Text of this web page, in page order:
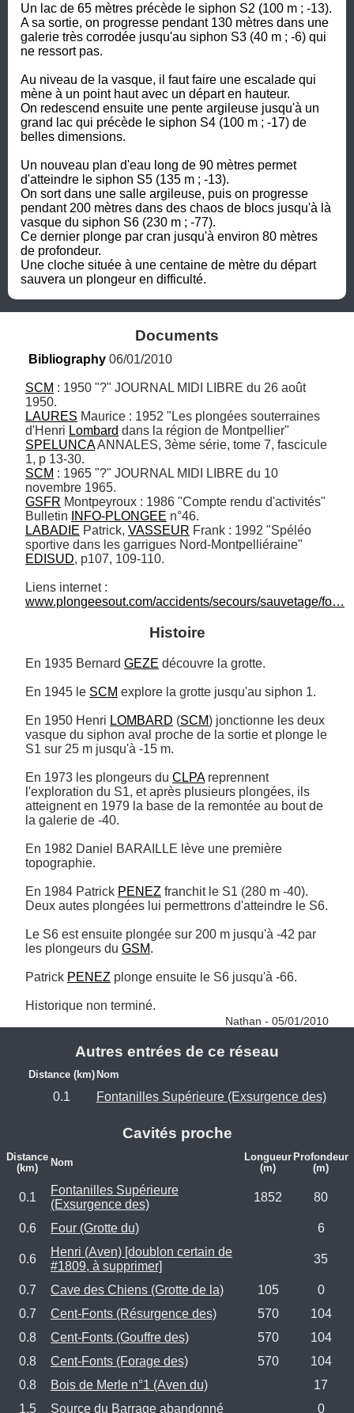
Un lac de 65 mètres précède le siphon S2 (100 m ; -13).
A sa sortie, on progresse pendant 130 mètres dans une
galerie très corrodée jusqu'au siphon S3 (40 m ; -6) qui
ne ressort pas.
Au niveau de la vasque, il faut faire une escalade qui
mène à un point haut avec un départ en hauteur.
On redescend ensuite une pente argileuse jusqu'à un
grand lac qui précède le siphon S4 (100 m ; -17) de
belles dimensions.
Un nouveau plan d'eau long de 90 mètres permet
d'atteindre le siphon S5 (135 m ; -13).
On sort dans une salle argileuse, puis on progresse
pendant 200 mètres dans des chaos de blocs jusqu'à là
vasque du siphon S6 (230 m ; -77).
Ce dernier plonge par cran jusqu'à environ 80 mètres
de profondeur.
Une cloche située à une centaine de mètre du départ
sauvera un plongeur en difficulté.
Documents
Bibliography 06/01/2010
SCM : 1950 "?" JOURNAL MIDI LIBRE du 26 août
LAURES Maurice : 1952 "Les plongées souterraines
d'Henri Lombard
SPELUNCA ANNALES, 3ème série, tome 7, fascicule
SCM : 1965 "?" JOURNAL MIDI LIBRE du 10
GSFR Montpeyroux : 1986 "Compte rendu d'activités"
Bulletin
INFO-PLONGEE
LABADIE Patrick, VASSEUR Frank : 1992 "Spéléo
EDISUD, p107, 109-110.
www.plongeesout.com/accidents/secours/sauvetage/fo…
Histoire
En 1935 Bernard GEZE découvre la grotte.
En 1945 le SCM explore la grotte jusqu'au siphon 1.
En 1950 Henri LOMBARD (SCM) jonctionne les deux
vasque du siphon aval proche de la sortie et plonge le
S1 sur 25 m jusqu'à -15 m.
En 1973 les plongeurs du CLPA reprennent
l'exploration du S1, et après plusieurs plongées, ils
atteignent en 1979 la base de la remontée au bout de
la galerie de -40.
En 1982 Daniel BARAILLE lève une première
topographie.
En 1984 Patrick PENEZ franchit le S1 (280 m -40).
Deux autes plongées lui permettrons d'atteindre le S6.
Le S6 est ensuite plongée sur 200 m jusqu'à -42 par
les plongeurs du GSM.
Patrick PENEZ plonge ensuite le S6 jusqu'à -66.
Historique non terminé.
Nathan - 05/01/2010
Autres entrées de ce réseau
Distance (km) Nom
0.1 Fontanilles Supérieure (Exsurgence des)
Cavités proche
Distance
(km)
Nom
Longueur
(m)
Profondeur
(m)
0.1
Fontanilles Supérieure
(Exsurgence des)
1852 80
0.6 Four (Grotte du) 6
0.6
Henri (Aven) [doublon certain de
#1809, à supprimer]
35
0.7 Cave des Chiens (Grotte de la) 105
0
0.7
Cent-Fonts (Résurgence des) 570
104
0.8
Cent-Fonts (Gouffre des) 570
104
0.8
Cent-Fonts (Forage des) 570
104
0.8
Bois de Merle n°1 (Aven du)
17
1.5
Source du Barrage abandonné 0